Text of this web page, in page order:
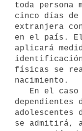
toda persona
cinco días de
extranjera
en el país.
aplicará
físicas se
nacimiento.
dependientes
adolescentes
se admitirá,